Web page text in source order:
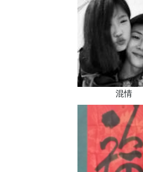
混情